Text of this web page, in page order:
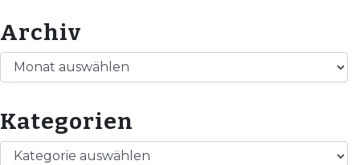
Archiv
Archiv
Kategorien
Kategorien